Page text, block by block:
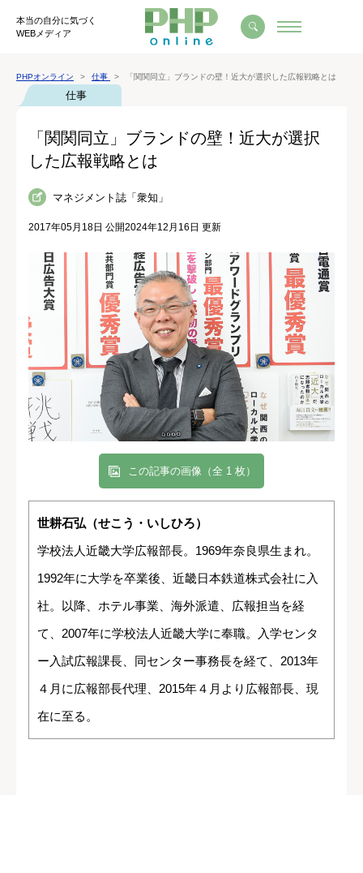
本当の自分に気づく
WEBメディア
PHPオンライン 仕事 「関関同立」ブランドの壁！近大が選択した広報戦略とは
仕事
「関関同立」ブランドの壁！近大が選択
した広報戦略とは
マネジメント誌「衆知」
2017年05月18日 公開2024年12月16日 更新
この記事の画像（全 1 枚）
世耕石弘（せこう・いしひろ）
学校法人近畿大学広報部長。1969年奈良県生まれ。
1992年に大学を卒業後、近畿日本鉄道株式会社に入
社。以降、ホテル事業、海外派遣、広報担当を経
て、2007年に学校法人近畿大学に奉職。入学センタ
ー入試広報課長、同センター事務長を経て、2013年
４月に広報部長代理、2015年４月より広報部長、現
在に至る。